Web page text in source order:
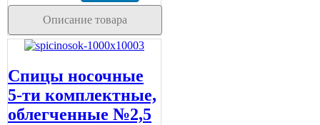
Описание товара
Спицы носочные
5-ти комплектные,
облегченные №2,5